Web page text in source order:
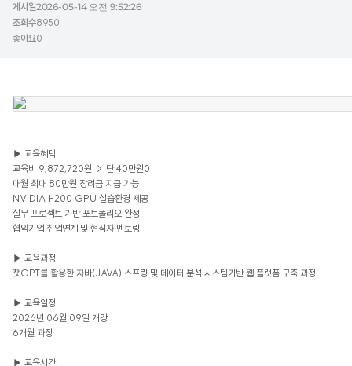
게시일2026-05-14 오전 9:52:26
조회수8950
좋아요0
▶ 교육혜택
교육비 9,872,720원 → 단 40만원0
매월 최대 80만원 장려금 지급 가능
NVIDIA H200 GPU 실습환경 제공
실무 프로젝트 기반 포트폴리오 완성
협약기업 취업연계 및 현직자 멘토링
▶ 교육과정
챗GPT를 활용한 자바(JAVA) 스프링 및 데이터 분석 시스템기반 웹 플랫폼 구축 과정
▶ 교육일정
2026년 06월 09일 개강
6개월 과정
▶ 교육시간